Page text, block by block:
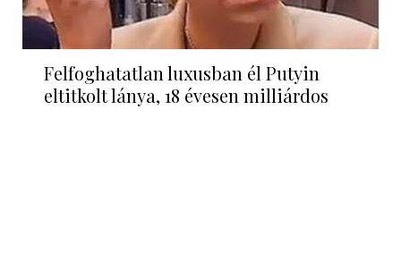
Felfoghatatlan luxusban él Putyin
eltitkolt lánya, 18 évesen milliárdos